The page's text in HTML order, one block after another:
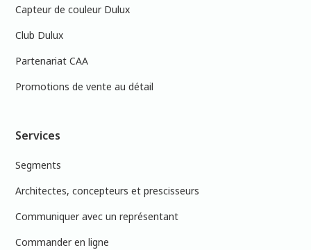
Capteur de couleur Dulux
Club Dulux
Partenariat CAA
Promotions de vente au détail
Services
Segments
Architectes, concepteurs et prescisseurs
Communiquer avec un représentant
Commander en ligne